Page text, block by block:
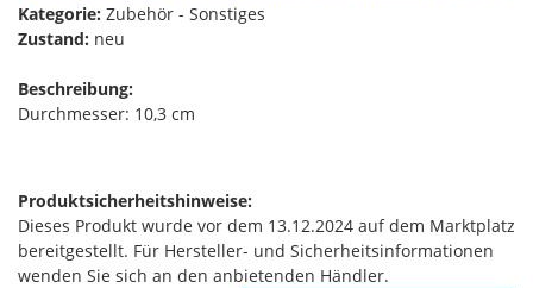
Kategorie: Zubehör - Sonstiges
Zustand: neu
Beschreibung:
Durchmesser: 10,3 cm
Produktsicherheitshinweise:
Dieses Produkt wurde vor dem 13.12.2024 auf dem Marktplatz
bereitgestellt. Für Hersteller- und Sicherheitsinformationen
wenden Sie sich an den anbietenden Händler.